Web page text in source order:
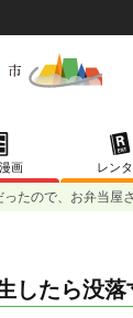
画 レン
たので、お弁当屋
したら没落